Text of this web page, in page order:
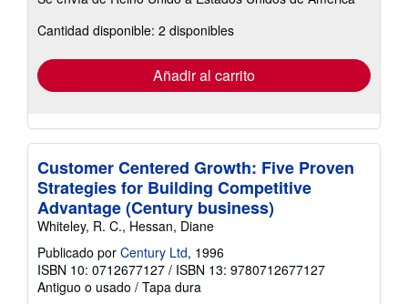
las
tarifas
envío
Cantidad disponible: 2 disponibles
Añadir al carrito
Customer Centered Growth: Five Proven
Strategies for Building Competitive
Advantage (Century business)
Whiteley, R. C., Hessan, Diane
Publicado por Century Ltd, 1996
ISBN 10: 0712677127 / ISBN 13: 9780712677127
Antiguo o usado / Tapa dura